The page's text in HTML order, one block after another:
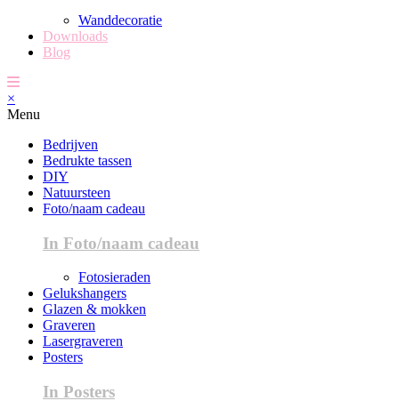
Wanddecoratie
Downloads
Blog
×
Menu
Bedrijven
Bedrukte tassen
DIY
Natuursteen
Foto/naam cadeau
In Foto/naam cadeau
Fotosieraden
Gelukshangers
Glazen & mokken
Graveren
Lasergraveren
Posters
In Posters